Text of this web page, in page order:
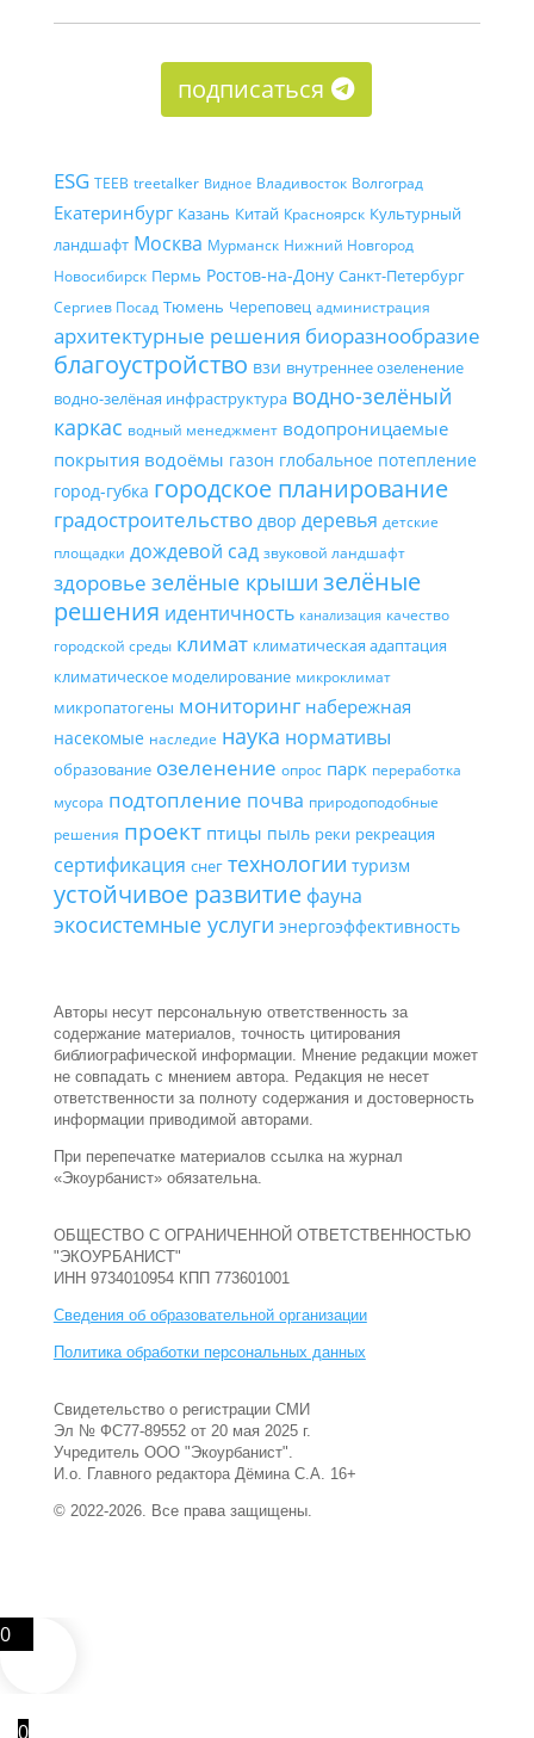
подписаться
ESG TEEB treetalker Видное Владивосток Волгоград
Екатеринбург Казань Китай Красноярск Культурный
ландшафт Москва Мурманск Нижний Новгород
Новосибирск Пермь Ростов-на-Дону Санкт-Петербург
Сергиев Посад Тюмень Череповец администрация
архитектурные решения биоразнообразие
благоустройство взи внутреннее озеленение
водно-зелёная инфраструктура водно-зелёный
каркас водный менеджмент водопроницаемые
покрытия водоёмы газон глобальное потепление
город-губка городское планирование
градостроительство двор деревья детские
площадки дождевой сад звуковой ландшафт
здоровье зелёные крыши зелёные
решения идентичность канализация качество
городской среды климат климатическая адаптация
климатическое моделирование микроклимат
микропатогены мониторинг набережная
насекомые наследие наука нормативы
образование озеленение опрос парк переработка
мусора подтопление почва природоподобные
решения проект птицы пыль реки рекреация
сертификация снег технологии туризм
устойчивое развитие фауна
экосистемные услуги энергоэффективность
Авторы несут персональную ответственность за
содержание материалов, точность цитирования
библиографической информации. Мнение редакции может
не совпадать с мнением автора. Редакция не несет
ответственности за полноту содержания и достоверность
информации приводимой авторами.
При перепечатке материалов ссылка на журнал
«Экоурбанист» обязательна.
ОБЩЕСТВО С ОГРАНИЧЕННОЙ ОТВЕТСТВЕННОСТЬЮ
"ЭКОУРБАНИСТ"
ИНН 9734010954 КПП 773601001
Сведения об образовательной организации
Политика обработки персональных данных
Свидетельство о регистрации СМИ
Эл № ФС77-89552 от 20 мая 2025 г.
Учредитель ООО "Экоурбанист".
И.о. Главного редактора Дёмина С.А. 16+
© 2022-2026. Все права защищены.
0
0